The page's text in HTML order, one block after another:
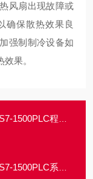
风扇出现故障或
确保散热效果良
强制制冷设备如
果。
载需要输入密码解密
密/可破解出原始密码